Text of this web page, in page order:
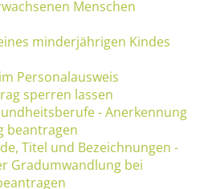
Menschen
minderjährigen Kindes
Personalausweis
sperren lassen
- Anerkennung
beantragen
Titel und Bezeichnungen -
Gradumwandlung bei